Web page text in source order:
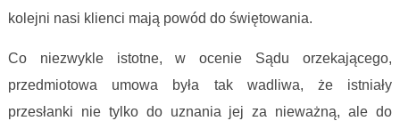
kolejni nasi klienci mają powód do świętowania.
Co niezwykle istotne, w ocenie Sądu orzekającego,
przedmiotowa umowa była tak wadliwa, że istniały
przesłanki nie tylko do uznania jej za nieważną, ale do